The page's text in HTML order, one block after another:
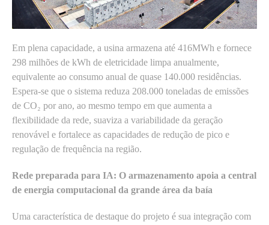
Em plena capacidade, a usina armazena até 416MWh e fornece
298 milhões de kWh de eletricidade limpa anualmente,
equivalente ao consumo anual de quase 140.000 residências.
Espera-se que o sistema reduza 208.000 toneladas de emissões
de CO₂ por ano, ao mesmo tempo em que aumenta a
flexibilidade da rede, suaviza a variabilidade da geração
renovável e fortalece as capacidades de redução de pico e
regulação de frequência na região.
Rede preparada para IA: O armazenamento apoia a central
de energia computacional da grande área da baía
Uma característica de destaque do projeto é sua integração com